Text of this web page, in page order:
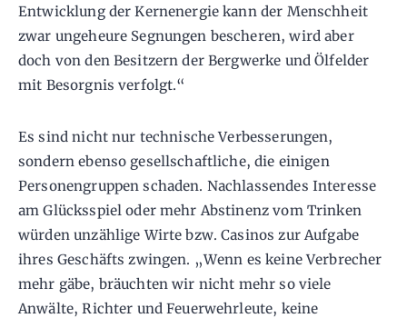
Entwicklung der Kernenergie kann der Menschheit
zwar ungeheure Segnungen bescheren, wird aber
doch von den Besitzern der Bergwerke und Ölfelder
mit Besorgnis verfolgt.“
Es sind nicht nur technische Verbesserungen,
sondern ebenso gesellschaftliche, die einigen
Personengruppen schaden. Nachlassendes Interesse
am Glücksspiel oder mehr Abstinenz vom Trinken
würden unzählige Wirte bzw. Casinos zur Aufgabe
ihres Geschäfts zwingen. „Wenn es keine Verbrecher
mehr gäbe, bräuchten wir nicht mehr so viele
Anwälte, Richter und Feuerwehrleute, keine